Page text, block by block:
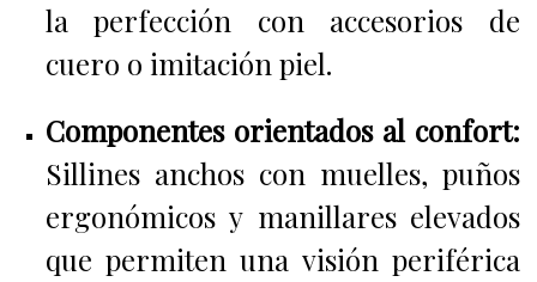
la perfección con accesorios de
cuero o imitación piel.
Componentes orientados al confort:
Sillines anchos con muelles, puños
ergonómicos y manillares elevados
que permiten una visión periférica